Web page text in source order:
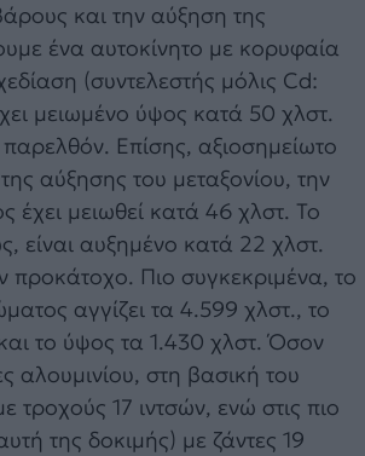
και την αύξηση της
ένα αυτοκίνητο με κορυφαία
(συντελεστής μόλις Cd:
μειωμένο ύψος κατά 50 χλστ.
παρελθόν. Επίσης, αξιοσημείωτο
αύξησης του μεταξονίου, την
έχει μειωθεί κατά 46 χλστ. Το
είναι αυξημένο κατά 22 χλστ.
προκάτοχο. Πιο συγκεκριμένα, το
αγγίζει τα 4.599 χλστ., το
το ύψος τα 1.430 χλστ. Όσον
αλουμινίου, στη βασική του
τροχούς 17 ιντσών, ενώ στις πιο
της δοκιμής) με ζάντες 19